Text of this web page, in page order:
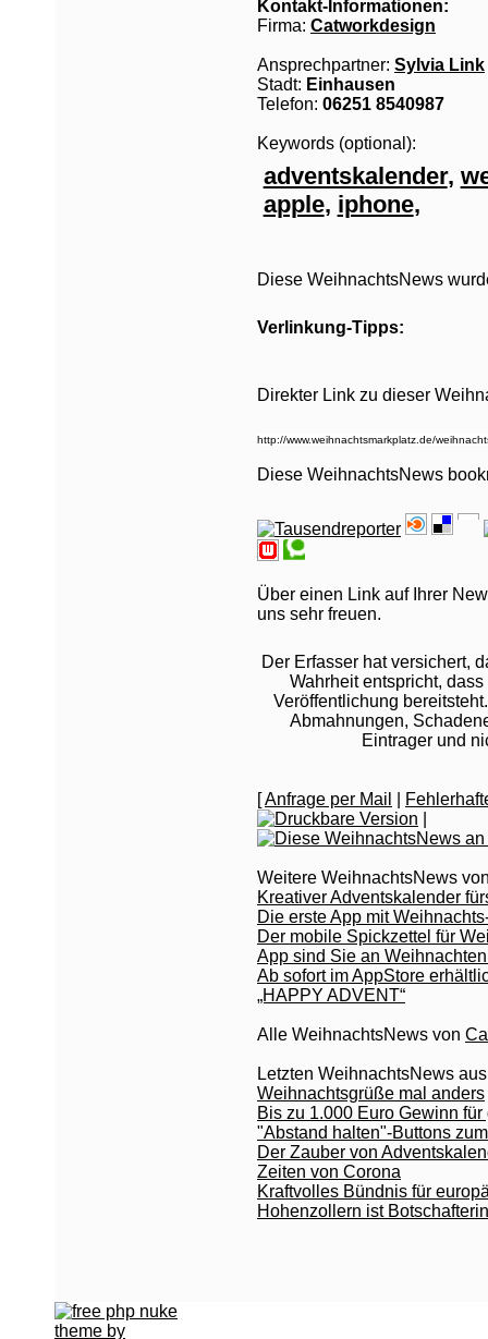
Kontakt-Informationen:
Firma: Catworkdesign
Ansprechpartner: Sylvia Link
Stadt: Einhausen
Telefon: 06251 8540987
Keywords (optional):
adventskalender,
apple, iphone,
Diese WeihnachtsNews
Verlinkung-Tipps:
Direkter Link zu dieser
Diese WeihnachtsNews
Über einen Link auf Ihrer
uns sehr freuen.
Der Erfasser hat versichert,
Wahrheit entspricht,
Veröffentlichung
Abmahnungen,
Eintrager und
[Anfrage per Mail
Weitere WeihnachtsNews
Kreativer Adventskalender
Die erste App mit
Der mobile Spickzettel für
App sind Sie an
Ab sofort im AppStore
„HAPPY ADVENT“
Alle WeihnachtsNews von
Letzten WeihnachtsNews
Weihnachtsgrüße mal anders
Bis zu 1.000 Euro Gewinn
"Abstand halten"-Buttons
Der Zauber von
Zeiten von Corona
Kraftvolles Bündnis für
Hohenzollern ist